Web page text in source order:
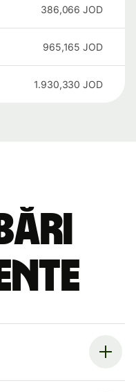
386,066 JOD
965,165 JOD
1.930,330 JOD